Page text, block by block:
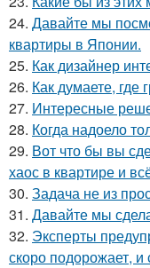
24. Давайте мы
квартиры в Японии.
25. Как дизайнер
26. Как думаете, где
27. Интересные
28. Когда надоело
29. Вот что бы вы
хаос в квартире и
30. Задача не из
31. Давайте мы
32. Эксперты
скоро подорожает, и